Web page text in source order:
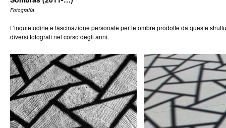
Fotografía
L’inquietudine e fascinazione personale per le ombre prodotte da queste
diversi fotografi nel corso degli anni.